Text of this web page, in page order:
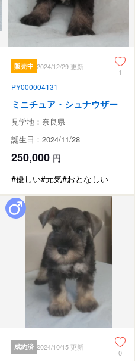
販売中 2024/12/29 更新
1
PY000004131
ミニチュア・シュナウザー
見学地：奈良県
誕生日：2024/11/28
250,000 円
#優しい#元気#おとなしい
成約済 2024/10/15 更新
0